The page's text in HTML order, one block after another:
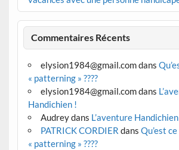
Commentaires Récents
elysion1984@gmail.comdans
« patterning » ????
elysion1984@gmail.comdans
Handichien !
Audreydans L’aventure
PATRICK CORDIER dans Qu’est
« patterning » ????